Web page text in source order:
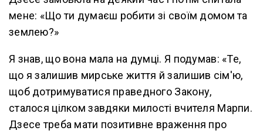
мене: «Що ти думаєш робити зі своїм домом та
землею?»
Я знав, що вона мала на думці. Я подумав: «Те,
що я залишив мирське життя й залишив сім'ю,
щоб дотримуватися праведного Закону,
сталося цілком завдяки милості вчителя Марпи.
Дзесе треба мати позитивне враження про